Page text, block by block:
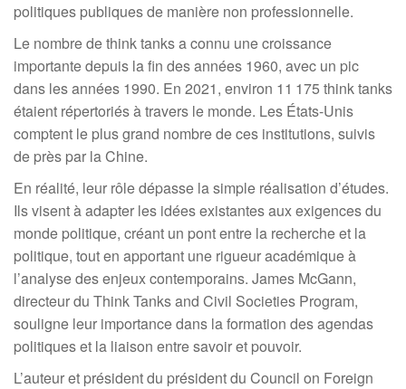
politiques publiques de manière non professionnelle.
Le nombre de think tanks a connu une croissance
importante depuis la fin des années 1960, avec un pic
dans les années 1990. En 2021, environ 11 175 think tanks
étaient répertoriés à travers le monde. Les États-Unis
comptent le plus grand nombre de ces institutions, suivis
de près par la Chine.
En réalité, leur rôle dépasse la simple réalisation d’études.
Ils visent à adapter les idées existantes aux exigences du
monde politique, créant un pont entre la recherche et la
politique, tout en apportant une rigueur académique à
l’analyse des enjeux contemporains. James McGann,
directeur du Think Tanks and Civil Societies Program,
souligne leur importance dans la formation des agendas
politiques et la liaison entre savoir et pouvoir.
L’auteur et président du président du Council on Foreign